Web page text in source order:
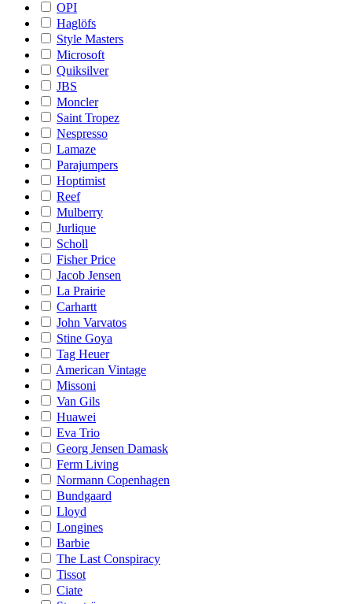
OPI
Haglöfs
Style Masters
Microsoft
Quiksilver
JBS
Moncler
Saint Tropez
Nespresso
Lamaze
Parajumpers
Hoptimist
Reef
Mulberry
Jurlique
Scholl
Fisher Price
Jacob Jensen
La Prairie
Carhartt
John Varvatos
Stine Goya
Tag Heuer
American Vintage
Missoni
Van Gils
Huawei
Eva Trio
Georg Jensen Damask
Ferm Living
Normann Copenhagen
Bundgaard
Lloyd
Longines
Barbie
The Last Conspiracy
Tissot
Ciate